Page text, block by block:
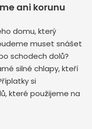
ani korunu
domu, který
muset snášet
schodech dolů?
silné chlapy, kteří
si
které použijeme na